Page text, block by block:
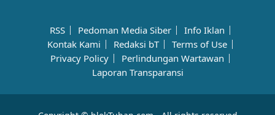
RSS Pedoman Media Siber
Info Iklan
Kontak Kami
Redaksi bT
Terms of Use
Privacy Policy
Perlindungan Wartawan
Laporan Transparansi